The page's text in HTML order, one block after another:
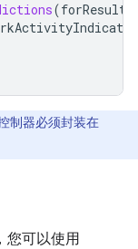
(
制器必须封装在
您可以使用